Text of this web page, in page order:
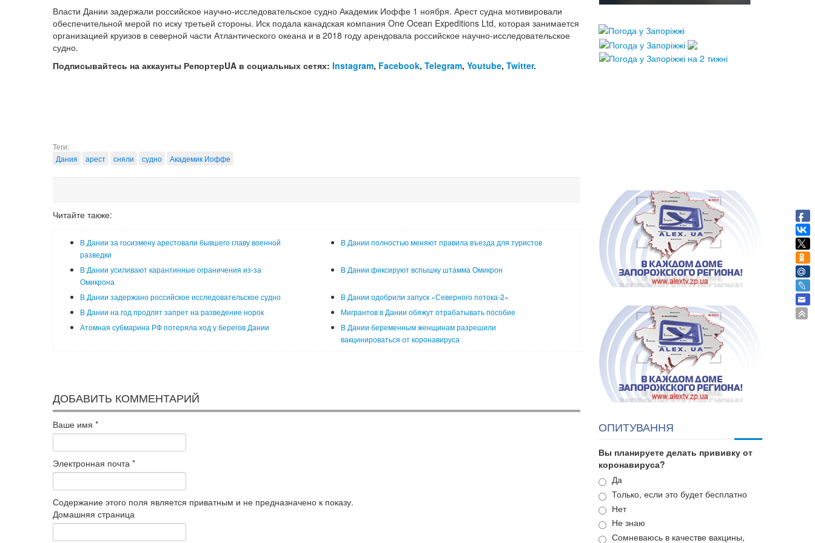
Власти Дании задержали российское научно-исследовательское судно Академик Иоффе 1 ноября. Арест судна мотивировали
обеспечительной мерой по иску третьей стороны. Иск подала канадская компания One Ocean Expeditions Ltd, которая занимается
организацией круизов в северной части Атлантического океана и в 2018 году арендовала российское научно-исследовательское
судно.
Подписывайтесь на аккаунты РепортерUA в социальных сетях: Instagram, Facebook, Telegram, Youtube, Twitter.
Теги:
Дания
арест сняли судно Академик Иоффе
Читайте также:
В Дании за госизмену арестовали бывшего главу военной
разведки
В Дании полностью меняют правила въезда для туристов
В Дании усиливают карантинные ограничения из-за
Омикрона
В Дании фиксируют вспышку штамма Омикрон
В Дании задержано российское исследовательское судно
В Дании одобрили запуск «Северного потока-2»
В Дании на год продлят запрет на разведение норок
Мигрантов в Дании обяжут отрабатывать пособие
Атомная субмарина РФ потеряла ход у берегов Дании
В Дании беременным женщинам разрешили
вакцинироваться от коронавируса
ДОБАВИТЬ КОММЕНТАРИЙ
Ваше имя *
Электронная почта *
Содержание этого поля является приватным и не предназначено к показу.
Домашняя страница
ОПИТУВАННЯ
Вы планируете делать прививку от
коронавируса?
Варианты
Да
Только, если это будет бесплатно
Нет
Не знаю
Сомневаюсь в качестве вакцины,